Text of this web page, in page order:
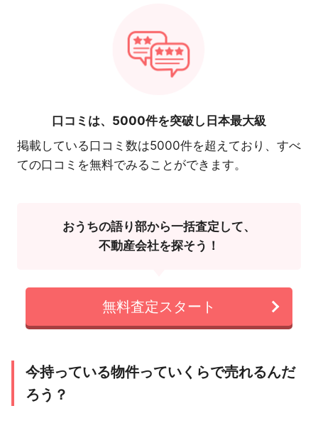
口コミは、 5000件を突破し日本最大級
掲載している口コミ数は5000件を超えており、すべ
ての口コミを無料でみることができます。
おうちの語り部から一括査定して、
不動産会社を探そう！
無料査定スタート
今持っている物件っていくらで売れるんだ
ろう？